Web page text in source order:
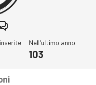
Nell'ultimo anno
103